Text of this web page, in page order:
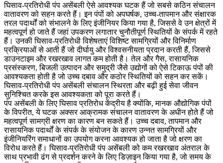
घिसाव-प्रतिरोधी पंप असेंबली ऐसे आवश्यक घटक हैं जो सबसे कठिन संचालन
वातावरण को सहन करते हैं। इन पंपों को अपघर्षक, उच्च-तापमान और संक्षारक
तरल पदार्थों को संभालने के लिए इंजीनियर किया गया है, जिससे वे उन क्षेत्रों में
महत्वपूर्ण हो जाते हैं जहां उपकरण लगातार चुनौतीपूर्ण स्थितियों के संपर्क में रहते
हैं। उनकी घिसाव-प्रतिरोधी विशेषताएं विशिष्ट सामग्रियों और विनिर्माण
प्रक्रियाओं से आती हैं जो दीर्घायु और विश्वसनीयता प्रदान करती हैं, जिससे
डाउनटाइम और रखरखाव लागत कम होती है। तेल और गैस, रासायनिक
प्रसंस्करण, बिजली उत्पादन और समुद्री जैसे उद्योगों को ऐसे टिकाऊ पंपों की
आवश्यकता होती है जो उच्च दबाव और कठोर स्थितियों को सहन कर सकें।
घिसाव-प्रतिरोधी पंप असेंबली संचालन स्थिरता और बढ़ी हुई सेवा जीवन
सुनिश्चित करके इस आवश्यकता को पूरा करते हैं।
पंप असेंबली के लिए घिसाव प्रतिरोध केंद्रीय है क्योंकि, मानक औद्योगिक पंपों
के विपरीत, ये घटक अक्सर आक्रामक संचालन वातावरण के अधीन होते हैं जो
महत्वपूर्ण सामग्री क्षरण का कारण बन सकते हैं। उच्च दबाव, तापमान और
रासायनिक पदार्थों के संपर्क के संयोजन के कारण उन्नत सामग्रियों और
इंजीनियरिंग समाधानों का उपयोग करना आवश्यक हो जाता है जो क्षरण का
विरोध करते हैं। घिसाव-प्रतिरोधी पंप असेंबली को कम रखरखाव अंतराल के
साथ प्रभावी ढंग से प्रदर्शन करने के लिए डिज़ाइन किया गया है, जो समय के